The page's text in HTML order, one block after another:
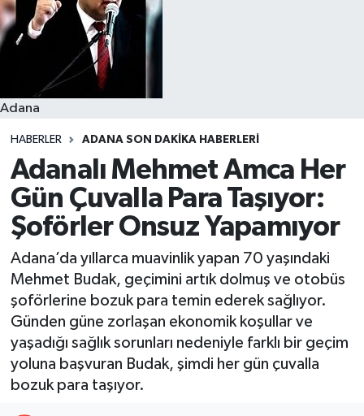
Adana
HABERLER ADANA SON DAKIKA HABERLERI
Adanalı Mehmet Amca Her
Gün Çuvalla Para Taşıyor:
Şoförler Onsuz Yapamıyor
Adana’da yıllarca muavinlik yapan 70 yaşındaki
Mehmet Budak, geçimini artık dolmuş ve otobüs
şoförlerine bozuk para temin ederek sağlıyor.
Günden güne zorlaşan ekonomik koşullar ve
yaşadığı sağlık sorunları nedeniyle farklı bir geçim
yoluna başvuran Budak, şimdi her gün çuvalla
bozuk para taşıyor.
Resmi İlanlar